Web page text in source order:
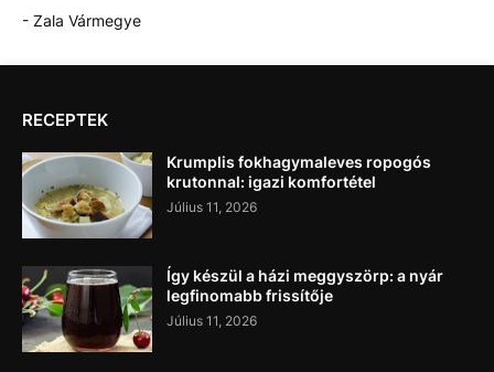
- Zala Vármegye
RECEPTEK
Krumplis fokhagymaleves ropogós
krutonnal: igazi komfortétel
Július 11, 2026
Így készül a házi meggyszörp: a nyár
legfinomabb frissítője
Július 11, 2026